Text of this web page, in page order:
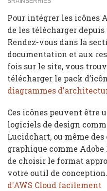
Pour intégrer les icônes
de les télécharger depuis
Rendez-vous dans la
documentation et aux
fois sur le site, vous
télécharger le pack
diagrammes
Ces icônes peuvent être
logiciels de design
Lucidchart, ou même
graphique comme
de choisir le format
votre outil de conception.
d'AWS Cloud facilement